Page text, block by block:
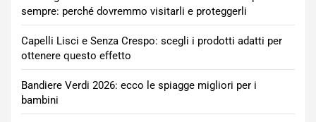
sempre: perché dovremmo visitarli e proteggerli
Capelli Lisci e Senza Crespo: scegli i prodotti adatti per
ottenere questo effetto
Bandiere Verdi 2026: ecco le spiagge migliori per i
bambini